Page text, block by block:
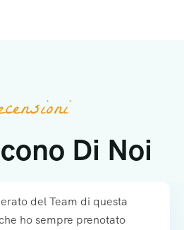
Di Noi
del Team di questa
ho sempre prenotato